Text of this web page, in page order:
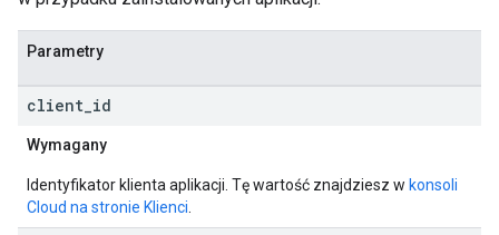
Parametry
client id
Wymagany
Identyfikator klienta aplikacji. Tę wartość znajdziesz w konsoli
Cloud na stronie Klienci